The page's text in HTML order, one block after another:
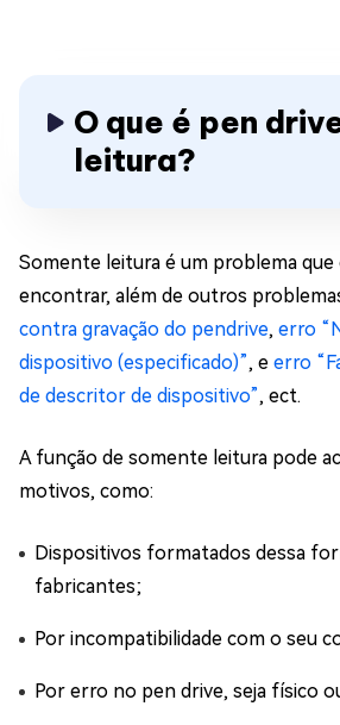
O que é pen
leitura?
Somente leitura é um problema
encontrar, além de outros
contra gravação do pendrive, erro
dispositivo (especificado)”, e erro
de descritor de dispositivo”, ect.
A função de somente leitura pode
motivos, como:
Dispositivos formatados dessa
fabricantes;
Por incompatibilidade com o seu
Por erro no pen drive, seja físico